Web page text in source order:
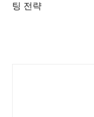
팅 전략